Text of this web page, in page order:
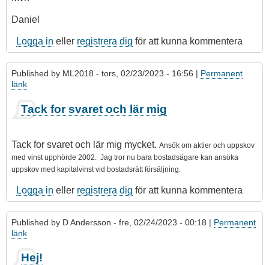
Daniel
Logga in eller registrera dig för att kunna kommentera
Published by ML2018 - tors, 02/23/2023 - 16:56 | Permanent
länk
Tack for svaret och lär mig
Tack for svaret och lär mig mycket. Ansök om aktier och uppskov
med vinst upphörde 2002. Jag tror nu bara bostadsägare kan ansöka
uppskov med kapitalvinst vid bostadsrätt försäljning.
Logga in eller registrera dig för att kunna kommentera
Published by D Andersson - fre, 02/24/2023 - 00:18 | Permanent
länk
Hej!